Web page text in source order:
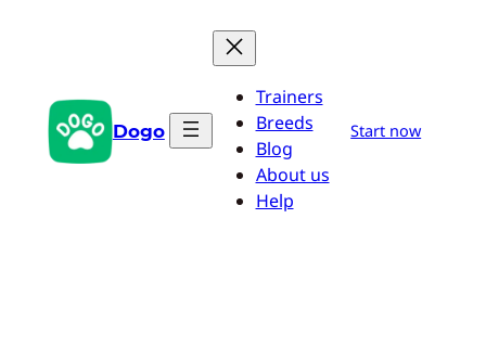
Dogo
Trainers
Breeds
Blog
About us
Help
Start now